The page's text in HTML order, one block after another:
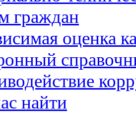
граждан
оценка
найти